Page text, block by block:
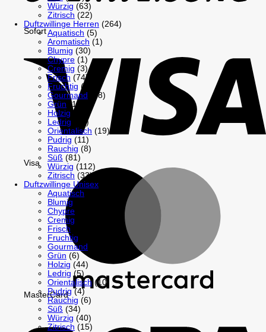
Sofort
Visa
MasterCard
Würzig (63)
Zitrisch (22)
Duftzwillinge Herren (264)
Aquatisch (5)
Aromatisch (1)
Blumig (30)
Chypre (1)
Cremig (3)
Frisch (74)
Fruchtig (21)
Gourmand
(18)
Grün (11)
Holzig
Ledrig
(10)
Orientalisch (19)
Pudrig (11)
Rauchig (8)
Süß (81)
Würzig (112)
Zitrisch (33)
Duftzwillinge Unisex
Aquatisch
Blumig
Chypre
Cremig
Frisch
Fruchtig
Gourmand
Grün (6)
Holzig (44)
Ledrig (5)
Orientalisch (10)
Pudrig (4)
Rauchig (6)
Süß (34)
Würzig (40)
Zitrisch (15)